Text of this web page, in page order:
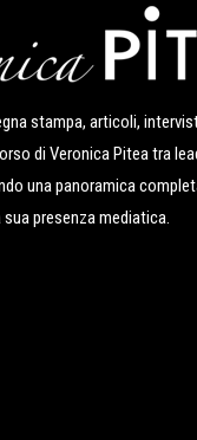
stampa, articoli,
di Veronica Pitea tra
una panoramica
presenza mediatica.